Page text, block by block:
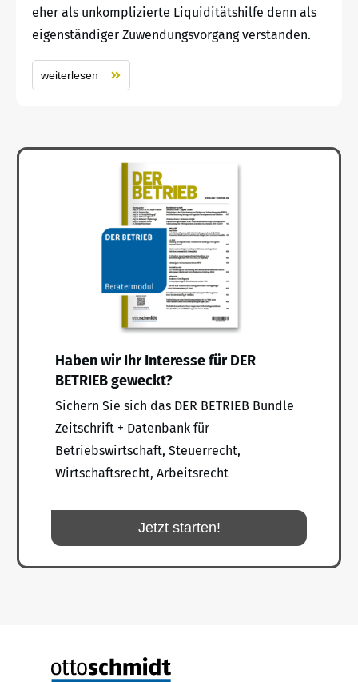
eher als unkomplizierte Liquiditätshilfe denn als
eigenständiger Zuwendungsvorgang verstanden.
weiterlesen
Haben wir Ihr Interesse für DER
BETRIEB geweckt?
Sichern Sie sich das DER BETRIEB Bundle
Zeitschrift + Datenbank für
Betriebswirtschaft, Steuerrecht,
Wirtschaftsrecht, Arbeitsrecht
Jetzt starten!